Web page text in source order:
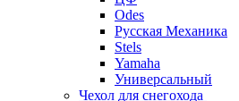
Odes
Русская Механика
Stels
Yamaha
Универсальный
Чехол для снегохода